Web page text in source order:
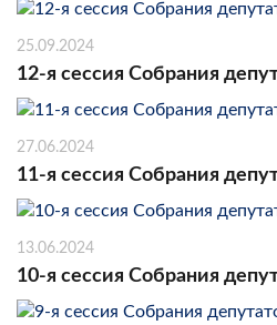
25.09.2024
12-я сессия Собрания
27.06.2024
11-я сессия Собрания
13.06.2024
10-я сессия Собрания